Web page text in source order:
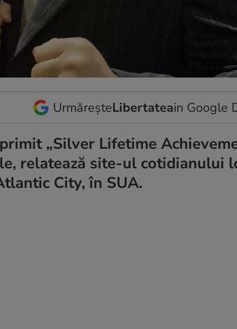
UrmăreșteLibertateain Google
„Silver Lifetime
relatează site-ul cotidianului
City, în SUA.